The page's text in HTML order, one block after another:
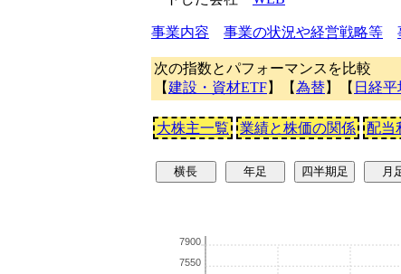
事業内容 事業の状況や経営戦略等
次の指数とパフォーマンスを比較
【建設・資材ETF】【為替】【 日経平
大株主一覧 業績と株価の関係 配当